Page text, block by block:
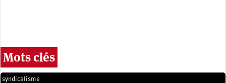
Mots clés
syndicalisme